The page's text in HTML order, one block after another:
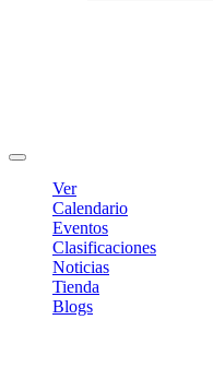
Ver
Calendario
Eventos
Clasificaciones
Noticias
Tienda
Blogs